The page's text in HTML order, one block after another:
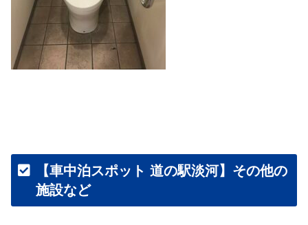
【車中泊スポット 道の駅淡河】その他の
施設など